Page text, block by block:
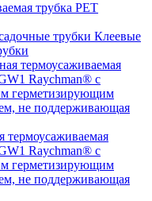
трубка PET
Клеевые
термоусаживаемая
Raychman® с
герметизирующим
не поддерживающая